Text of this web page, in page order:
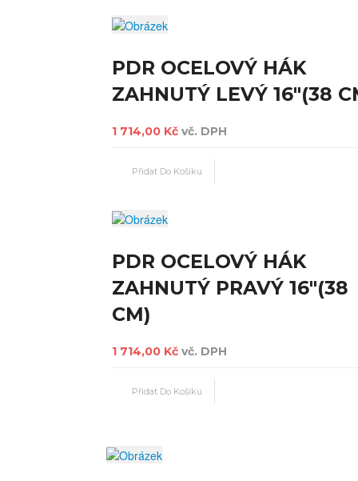
PDR OCELOVÝ HÁK
ZAHNUTÝ LEVÝ 16"(38
1 714,00 Kč vč. DPH
PDR OCELOVÝ HÁK
ZAHNUTÝ PRAVÝ 16"(38
CM)
1 714,00 Kč vč. DPH